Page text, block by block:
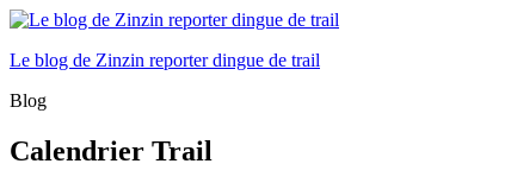
Le blog de Zinzin reporter dingue de trail
Blog
Calendrier Trail